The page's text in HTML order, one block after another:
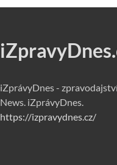
iZprávyDnes -
News. iZprávyDnes.
https://izpravydnes.cz/